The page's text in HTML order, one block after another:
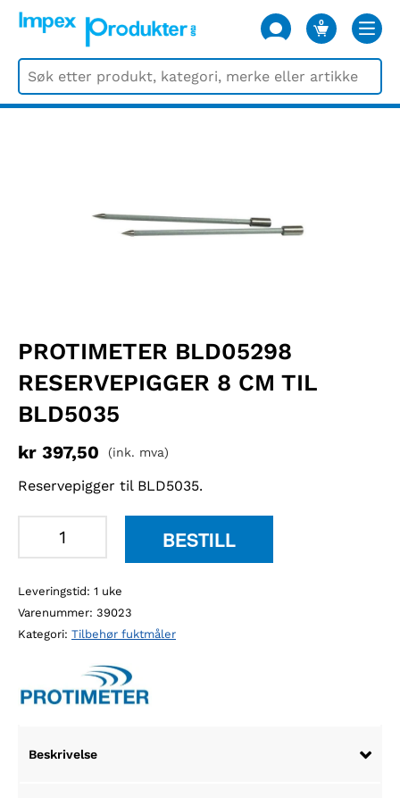
0
VARER
PROTIMETER BLD05298
RESERVEPIGGER 8 CM TIL
BLD5035
kr 397,50 (ink. mva)
Reservepigger til BLD5035.
8
cm
til
antall
BESTILL
Leveringstid: 1 uke
Varenummer: 39023
Kategori: Tilbehør fuktmåler
Beskrivelse